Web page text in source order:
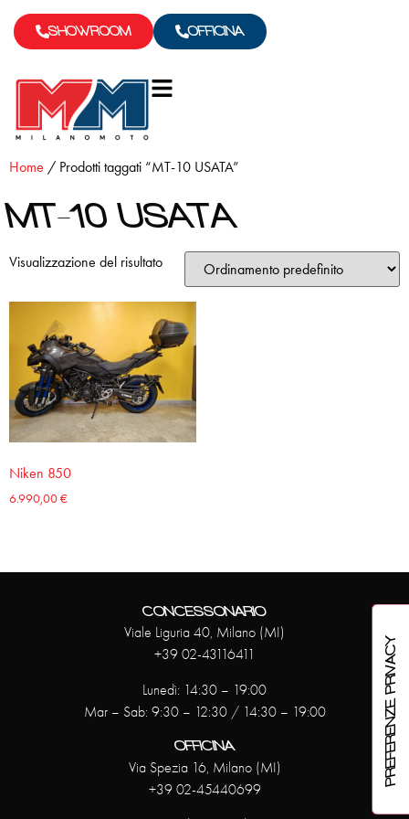
SHOWROOM OFFICINA
Home / Prodotti taggati “MT-10 USATA”
MT-10 USATA
Visualizzazione del risultato
Niken 850
6.990,00€
CONCESSONARIO
Viale Liguria 40, Milano (MI)
+39 02-43116411
Lunedì: 14:30 – 19:00
Mar – Sab: 9:30 – 12:30 / 14:30 – 19:00
OFFICINA
Via Spezia 16, Milano (MI)
+39 02-45440699